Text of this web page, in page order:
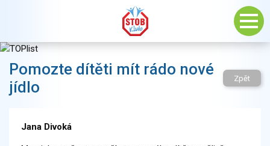
Pomozte dítěti mít rádo nové
jídlo
Zpět
Jana Divoká